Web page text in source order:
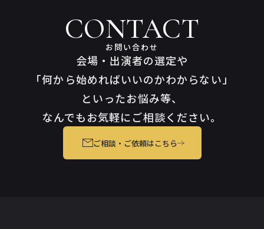
CONTACT
お問い合わせ
会場・出演者の選定や
「何から始めればいいのかわからない」
といったお悩み等、
なんでもお気軽にご相談ください。
ご相談・ご依頼はこちら